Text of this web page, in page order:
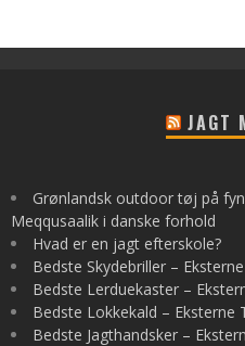
JAGT
Grønlandsk outdoor tøj på
Meqqusaalik i danske forhold
Hvad er en jagt efterskole?
Bedste Skydebriller –
Bedste Lerduekaster –
Bedste Lokkekald – Eksterne
Bedste Jagthandsker –